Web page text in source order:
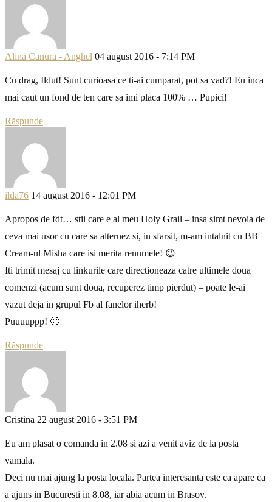
Alina Canura - Anghel 04 august 2016 - 7:14 PM
Cu drag, Ildut! Sunt curioasa ce ti-ai cumparat, pot sa vad?! Eu inca
mai caut un fond de ten care sa imi placa 100% … Pupici!
Răspunde
ilda76 14 august 2016 - 12:01 PM
Apropos de fdt… stii care e al meu Holy Grail – insa simt nevoia de
ceva mai usor cu care sa alternez si, in sfarsit, m-am intalnit cu BB
Cream-ul Misha care isi merita renumele! 😉
Iti trimit mesaj cu linkurile care directioneaza catre ultimele doua
comenzi (acum sunt doua, recuperez timp pierdut) – poate le-ai
vazut deja in grupul Fb al fanelor iherb!
Puuuuppp! 🙂
Răspunde
Cristina 22 august 2016 - 3:51 PM
Eu am plasat o comanda in 2.08 si azi a venit aviz de la posta
vamala.
Deci nu mai ajung la posta locala. Partea interesanta este ca apare ca
a ajuns in Bucuresti in 8.08, iar abia acum in Brasov.